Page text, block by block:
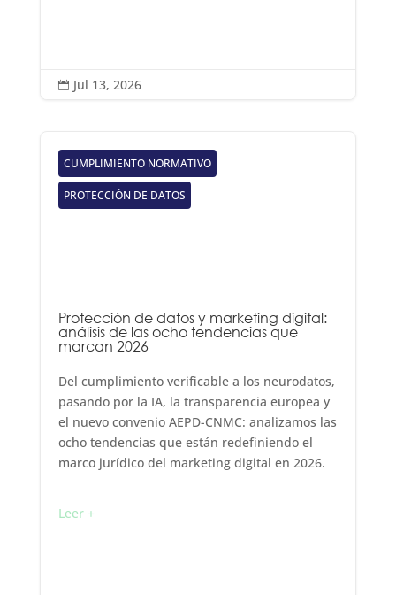
 Jul 13, 2026
CUMPLIMIENTO NORMATIVO
PROTECCIÓN DE DATOS
Protección de datos y marketing digital:
análisis de las ocho tendencias que
marcan 2026
Del cumplimiento verificable a los neurodatos,
pasando por la IA, la transparencia europea y
el nuevo convenio AEPD-CNMC: analizamos las
ocho tendencias que están redefiniendo el
marco jurídico del marketing digital en 2026.
Leer +